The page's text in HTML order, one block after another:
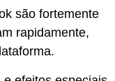
são fortemente
rapidamente,